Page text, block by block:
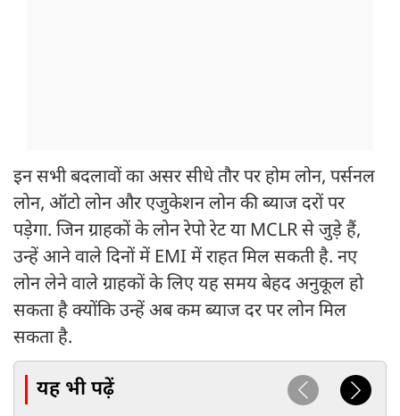
इन सभी बदलावों का असर सीधे तौर पर होम लोन, पर्सनल
लोन, ऑटो लोन और एजुकेशन लोन की ब्याज दरों पर
पड़ेगा. जिन ग्राहकों के लोन रेपो रेट या MCLR से जुड़े हैं,
उन्हें आने वाले दिनों में EMI में राहत मिल सकती है. नए
लोन लेने वाले ग्राहकों के लिए यह समय बेहद अनुकूल हो
सकता है क्योंकि उन्हें अब कम ब्याज दर पर लोन मिल
सकता है.
यह भी पढ़ें